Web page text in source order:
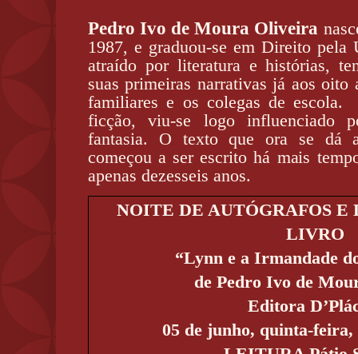
Pedro Ivo de Moura Oliveira
1987, e graduou-se em Direito
atraído por literatura e histórias,
suas primeiras narrativas já aos oito
familiares e os colegas de escola.
ficção, viu-se logo influenciado
fantasia. O texto que ora se dá
começou a ser escrito há mais
apenas dezesseis anos.
NOITE DE AUTÓGRAFOS
LIVRO
“Lynn e a Irmandade
de Pedro Ivo de
Editora
05 de junho, quinta-feira,